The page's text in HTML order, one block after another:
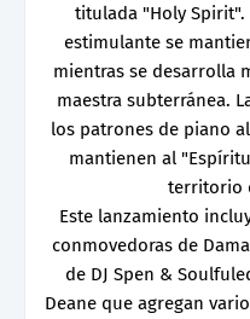
titulada "Holy
estimulante se
mientras se desarrolla
maestra subterránea.
los patrones de piano
mantienen al
territorio
Este lanzamiento
conmovedoras de
de DJ Spen &
Deane que agregan